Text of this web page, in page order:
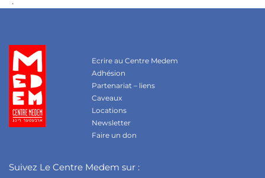
Ecrire au Centre Medem
Adhésion
Partenariat – liens
Caveaux
Locations
Newsletter
Faire un don
Suivez Le Centre Medem sur :